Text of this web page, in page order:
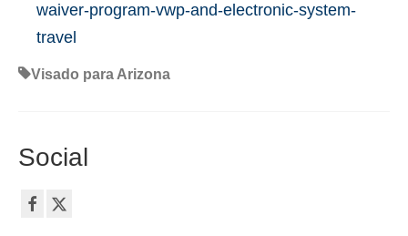
waiver-program-vwp-and-electronic-system-
travel
Visado para Arizona
Social